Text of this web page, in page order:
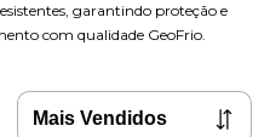
garantindo proteção e
com qualidade GeoFrio.